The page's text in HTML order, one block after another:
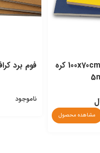
فوم برد رنگی 100x70cm کره
مشاهده محصول
ناموجود